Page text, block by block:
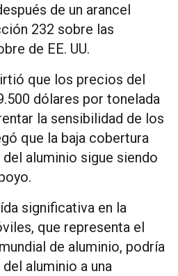
de un arancel
232 sobre las
de EE. UU.
que los precios del
dólares por tonelada
la sensibilidad de los
que la baja cobertura
aluminio sigue siendo
significativa en la
que representa el
de aluminio, podría
aluminio a una